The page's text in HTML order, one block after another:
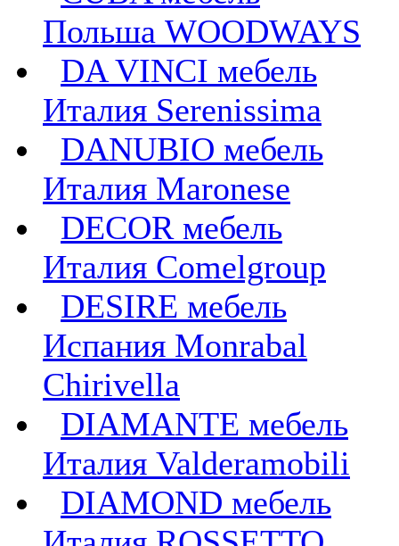
Польша WOODWAYS
DA VINCI мебель
Италия Serenissima
DANUBIO мебель
Италия Maronese
DECOR мебель
Италия Comelgroup
DESIRE мебель
Испания Monrabal
Chirivella
DIAMANTE мебель
Италия Valderamobili
DIAMOND мебель